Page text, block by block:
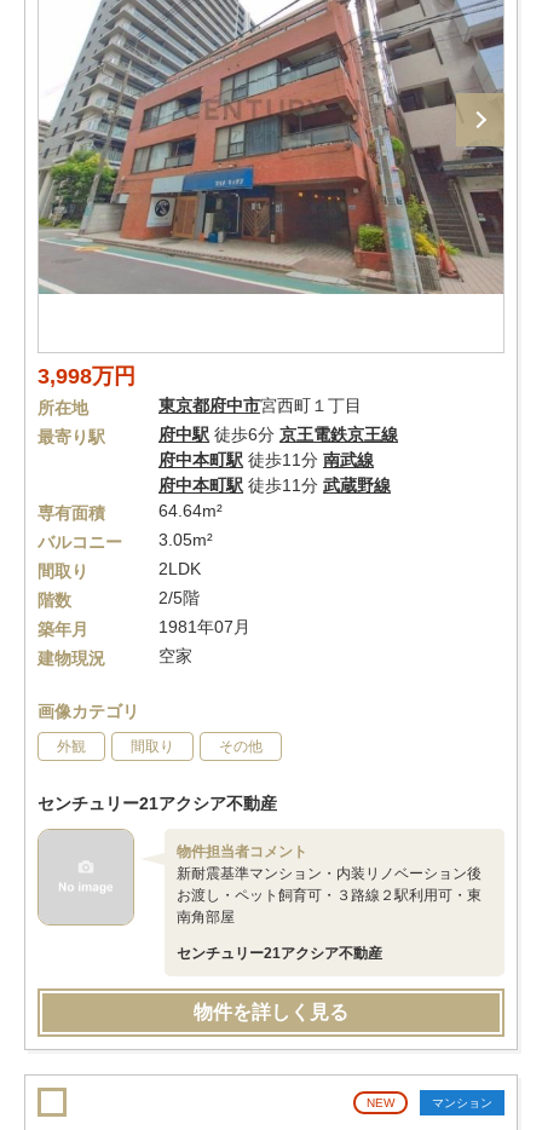
3,998万円
所在地 東京都府中市宮西町１丁目
最寄り駅
府中駅 徒歩6分 京王電鉄京王線
府中本町駅 徒歩11分 南武線
府中本町駅 徒歩11分 武蔵野線
専有面積
64.64m²
バルコニー
3.05m²
間取り
2LDK
階数
2/5階
築年月
1981年07月
建物現況
空家
画像カテゴリ
外観 間取り その他
センチュリー21アクシア不動産
物件担当者コメント
新耐震基準マンション・内装リノベーション後
お渡し・ペット飼育可・３路線２駅利用可・東
南角部屋
センチュリー21アクシア不動産
物件を詳しく見る
NEW マンション